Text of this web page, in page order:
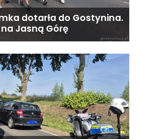
Cena: 4 490 zł (do
negocjacji).
dotarła do Gostynina.
Jasną Górę